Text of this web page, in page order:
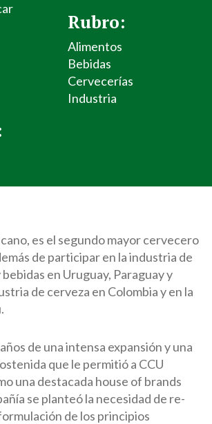
Rubro:
Alimentos
Bebidas
Cervecerías
Industria
es el segundo mayor cervecero
de participar en la industria de
en Uruguay, Paraguay y
de cerveza en Colombia y en la
de una intensa expansión y una
que le permitió a CCU
una destacada house of brands
se planteó la necesidad de re-
de los principios